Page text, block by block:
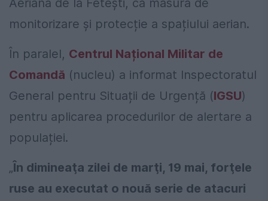
Aeriană de la Fetești, ca măsură de
monitorizare și protecție a spațiului aerian.
În paralel, Centrul Național Militar de
Comandă (nucleu) a informat Inspectoratul
General pentru Situații de Urgență (IGSU)
pentru aplicarea procedurilor de alertare a
populației.
„În dimineaţa zilei de marţi, 19 mai, forţele
ruse au executat o nouă serie de atacuri